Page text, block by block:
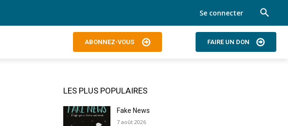
Se connecter
ABONNEZ-VOUS FAIRE UN DON
LES PLUS POPULAIRES
Fake News
7 août 2026